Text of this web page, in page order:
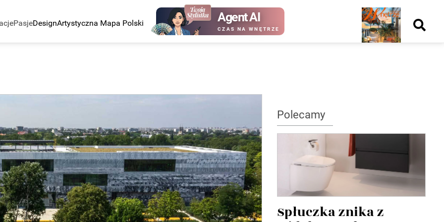
PasjeDesignArtystyczna Mapa Polski Agent AI
CZAS NA WNĘTRZE
Nowy
numer
Polecamy
Spłuczka znika z